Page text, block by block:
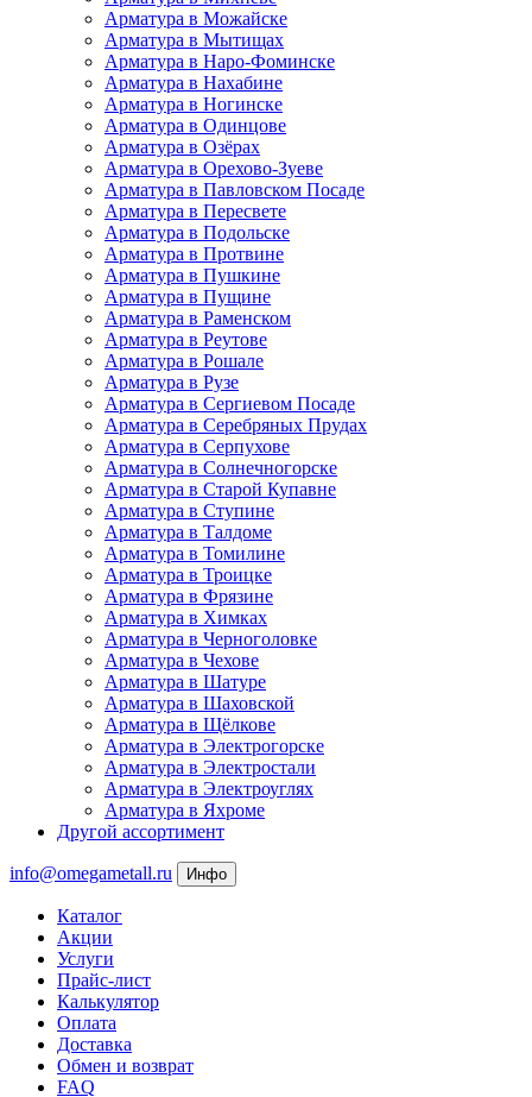
Арматура в Можайске
Арматура в Мытищах
Арматура в Наро-Фоминске
Арматура в Нахабине
Арматура в Ногинске
Арматура в Одинцове
Арматура в Озёрах
Арматура в Орехово-Зуеве
Арматура в Павловском Посаде
Арматура в Пересвете
Арматура в Подольске
Арматура в Протвине
Арматура в Пушкине
Арматура в Пущине
Арматура в Раменском
Арматура в Реутове
Арматура в Рошале
Арматура в Рузе
Арматура в Сергиевом Посаде
Арматура в Серебряных Прудах
Арматура в Серпухове
Арматура в Солнечногорске
Арматура в Старой Купавне
Арматура в Ступине
Арматура в Талдоме
Арматура в Томилине
Арматура в Троицке
Арматура в Фрязине
Арматура в Химках
Арматура в Черноголовке
Арматура в Чехове
Арматура в Шатуре
Арматура в Шаховской
Арматура в Щёлкове
Арматура в Электрогорске
Арматура в Электростали
Арматура в Электроуглях
Арматура в Яхроме
Другой ассортимент
info@omegametall.ru Инфо
Каталог
Акции
Услуги
Прайс-лист
Калькулятор
Оплата
Доставка
Обмен и возврат
FAQ